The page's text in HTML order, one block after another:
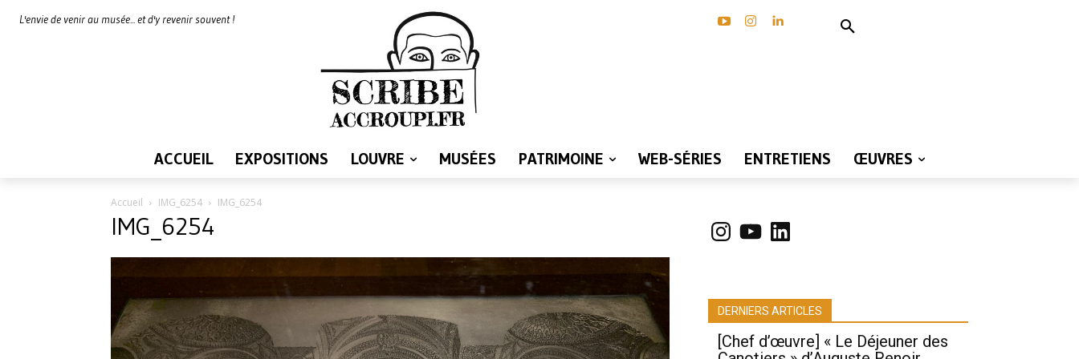
L'envie de venir au musée... et d'y revenir souvent !
ACCUEIL EXPOSITIONS LOUVRE MUSÉES PATRIMOINE WEB-SÉRIES ENTRETIENS ŒUVRES
Accueil IMG_6254 IMG_6254
IMG_6254 Instagram
YouTubeLinkedIn
DERNIERS ARTICLES
[Chef d’œuvre] « Le Déjeuner des